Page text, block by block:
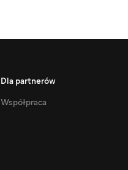
Dla partnerów
Współpraca